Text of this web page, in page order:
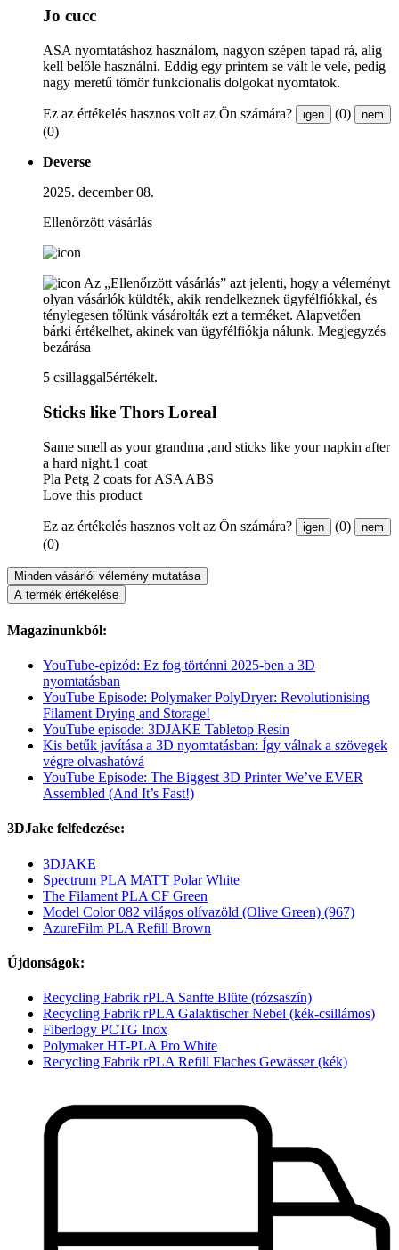
Jo cucc
ASA nyomtatáshoz használom, nagyon szépen tapad rá, alig
kell belőle használni. Eddig egy printem se vált le vele, pedig
nagy meretű tömör funkcionalis dolgokat nyomtatok.
Ez az értékelés hasznos volt az Ön számára? igen (0) nem
(0)
Deverse
2025. december 08.
Ellenőrzött vásárlás
Az „Ellenőrzött vásárlás” azt jelenti, hogy a véleményt
olyan vásárlók küldték, akik rendelkeznek ügyfélfiókkal, és
ténylegesen tőlünk vásárolták ezt a terméket. Alapvetően
bárki értékelhet, akinek van ügyfélfiókja nálunk. Megjegyzés
bezárása
5 csillaggal5értékelt.
Sticks like Thors Loreal
Same smell as your grandma ,and sticks like your napkin after
a hard night.1 coat
Pla Petg 2 coats for ASA ABS
Love this product
Ez az értékelés hasznos volt az Ön számára? igen (0) nem
(0)
Minden vásárlói vélemény mutatása
A termék értékelése
Magazinunkból:
YouTube-epizód: Ez fog történni 2025-ben a 3D
nyomtatásban
YouTube Episode: Polymaker PolyDryer: Revolutionising
Filament Drying and Storage!
YouTube episode: 3DJAKE Tabletop Resin
Kis betűk javítása a 3D nyomtatásban: Így válnak a szövegek
végre olvashatóvá
YouTube Episode: The Biggest 3D Printer We’ve EVER
Assembled (And It’s Fast!)
3DJake felfedezése:
3DJAKE
Spectrum PLA MATT Polar White
The Filament PLA CF Green
Model Color 082 világos olívazöld (Olive Green) (967)
AzureFilm PLA Refill Brown
Újdonságok:
Recycling Fabrik rPLA Sanfte Blüte (rózsaszín)
Recycling Fabrik rPLA Galaktischer Nebel (kék-csillámos)
Fiberlogy PCTG Inox
Polymaker HT-PLA Pro White
Recycling Fabrik rPLA Refill Flaches Gewässer (kék)